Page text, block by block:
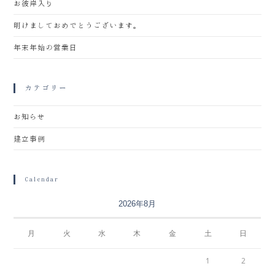
お彼岸入り
明けましておめでとうございます。
年末年始の営業日
カテゴリー
お知らせ
建立事例
Calendar
2026年8月
月 火 水 木 金 土 日
1 2